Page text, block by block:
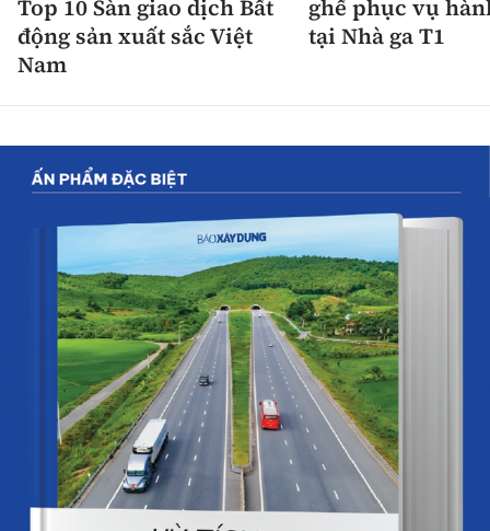
Top 10 Sàn giao dịch Bất
động sản xuất sắc Việt
Nam
ghế phục vụ
tại Nhà ga T1